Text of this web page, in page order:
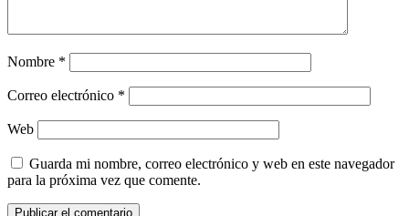
Nombre *
Correo electrónico *
Web
Guarda mi nombre, correo electrónico y web en este navegador
para la próxima vez que comente.